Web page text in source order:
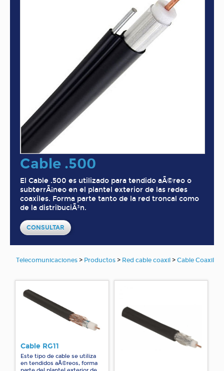
Cable .500
El Cable .500 es utilizado para tendido aÃ©reo o
subterrÃ¡neo en el plantel exterior de las redes
coaxiles. Forma parte tanto de la red troncal como
de la distribuciÃ³n.
CONSULTAR
Telecomunicaciones > Productos > Red cable coaxil > Cable Coaxil
Cable RG11
Este tipo de cable se utiliza
en tendidos aÃ©reos, forma